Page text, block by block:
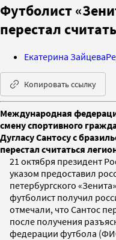
Футболист
перестал
Екатерина Зайцева
Копировать ссылку
Международная
смену спортивного
Дугласу Сантосу с
перестал считаться
21 октября президент
указом предоставил
петербургского
футболист получил
отмечали, что Сантос
после получения
федерации футбола